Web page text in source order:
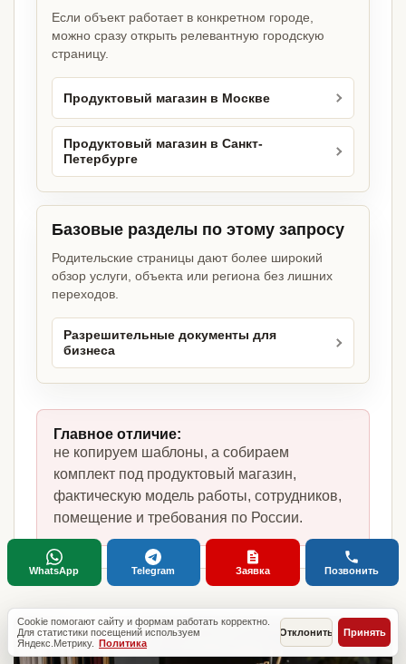
Если объект работает в конкретном городе,
можно сразу открыть релевантную городскую
страницу.
Продуктовый магазин в Москве
Продуктовый магазин в Санкт-
Петербурге
Базовые разделы по этому запросу
Родительские страницы дают более широкий
обзор услуги, объекта или региона без лишних
переходов.
Разрешительные документы для
бизнеса
Главное отличие:
не копируем шаблоны, а собираем
комплект под продуктовый магазин,
фактическую модель работы, сотрудников,
помещение и требования по России.
Cookie помогают сайту и формам работать корректно.
Для статистики посещений используем
Яндекс.Метрику. Политика
Отклонить Принять
WhatsApp Telegram Заявка Позвонить